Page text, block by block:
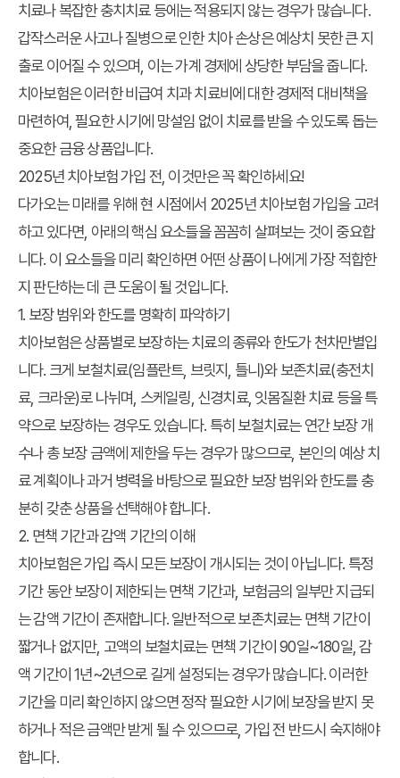
치료나 복잡한 충치치료 등에는 적용되지 않는 경우가 많습니다.
갑작스러운 사고나 질병으로 인한 치아 손상은 예상치 못한 큰 지
출로 이어질 수 있으며, 이는 가계 경제에 상당한 부담을 줍니다.
치아보험은 이러한 비급여 치과 치료비에 대한 경제적 대비책을
마련하여, 필요한 시기에 망설임 없이 치료를 받을 수 있도록 돕는
중요한 금융 상품입니다.
2025년 치아보험 가입 전, 이것만은 꼭 확인하세요!
다가오는 미래를 위해 현 시점에서 2025년 치아보험 가입을 고려
하고 있다면, 아래의 핵심 요소들을 꼼꼼히 살펴보는 것이 중요합
니다. 이 요소들을 미리 확인하면 어떤 상품이 나에게 가장 적합한
지 판단하는 데 큰 도움이 될 것입니다.
1. 보장 범위와 한도를 명확히 파악하기
치아보험은 상품별로 보장하는 치료의 종류와 한도가 천차만별입
니다. 크게 보철치료(임플란트, 브릿지, 틀니)와 보존치료(충전치
료, 크라운)로 나뉘며, 스케일링, 신경치료, 잇몸질환 치료 등을 특
약으로 보장하는 경우도 있습니다. 특히 보철치료는 연간 보장 개
수나 총 보장 금액에 제한을 두는 경우가 많으므로, 본인의 예상 치
료 계획이나 과거 병력을 바탕으로 필요한 보장 범위와 한도를 충
분히 갖춘 상품을 선택해야 합니다.
2. 면책 기간과 감액 기간의 이해
치아보험은 가입 즉시 모든 보장이 개시되는 것이 아닙니다. 특정
기간 동안 보장이 제한되는 면책 기간과, 보험금의 일부만 지급되
는 감액 기간이 존재합니다. 일반적으로 보존치료는 면책 기간이
짧거나 없지만, 고액의 보철치료는 면책 기간이 90일~180일, 감
액 기간이 1년~2년으로 길게 설정되는 경우가 많습니다. 이러한
기간을 미리 확인하지 않으면 정작 필요한 시기에 보장을 받지 못
하거나 적은 금액만 받게 될 수 있으므로, 가입 전 반드시 숙지해야
합니다.